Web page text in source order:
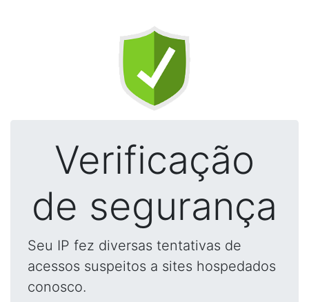
Verificação
de segurança
Seu IP fez diversas tentativas de
acessos suspeitos a sites hospedados
conosco.